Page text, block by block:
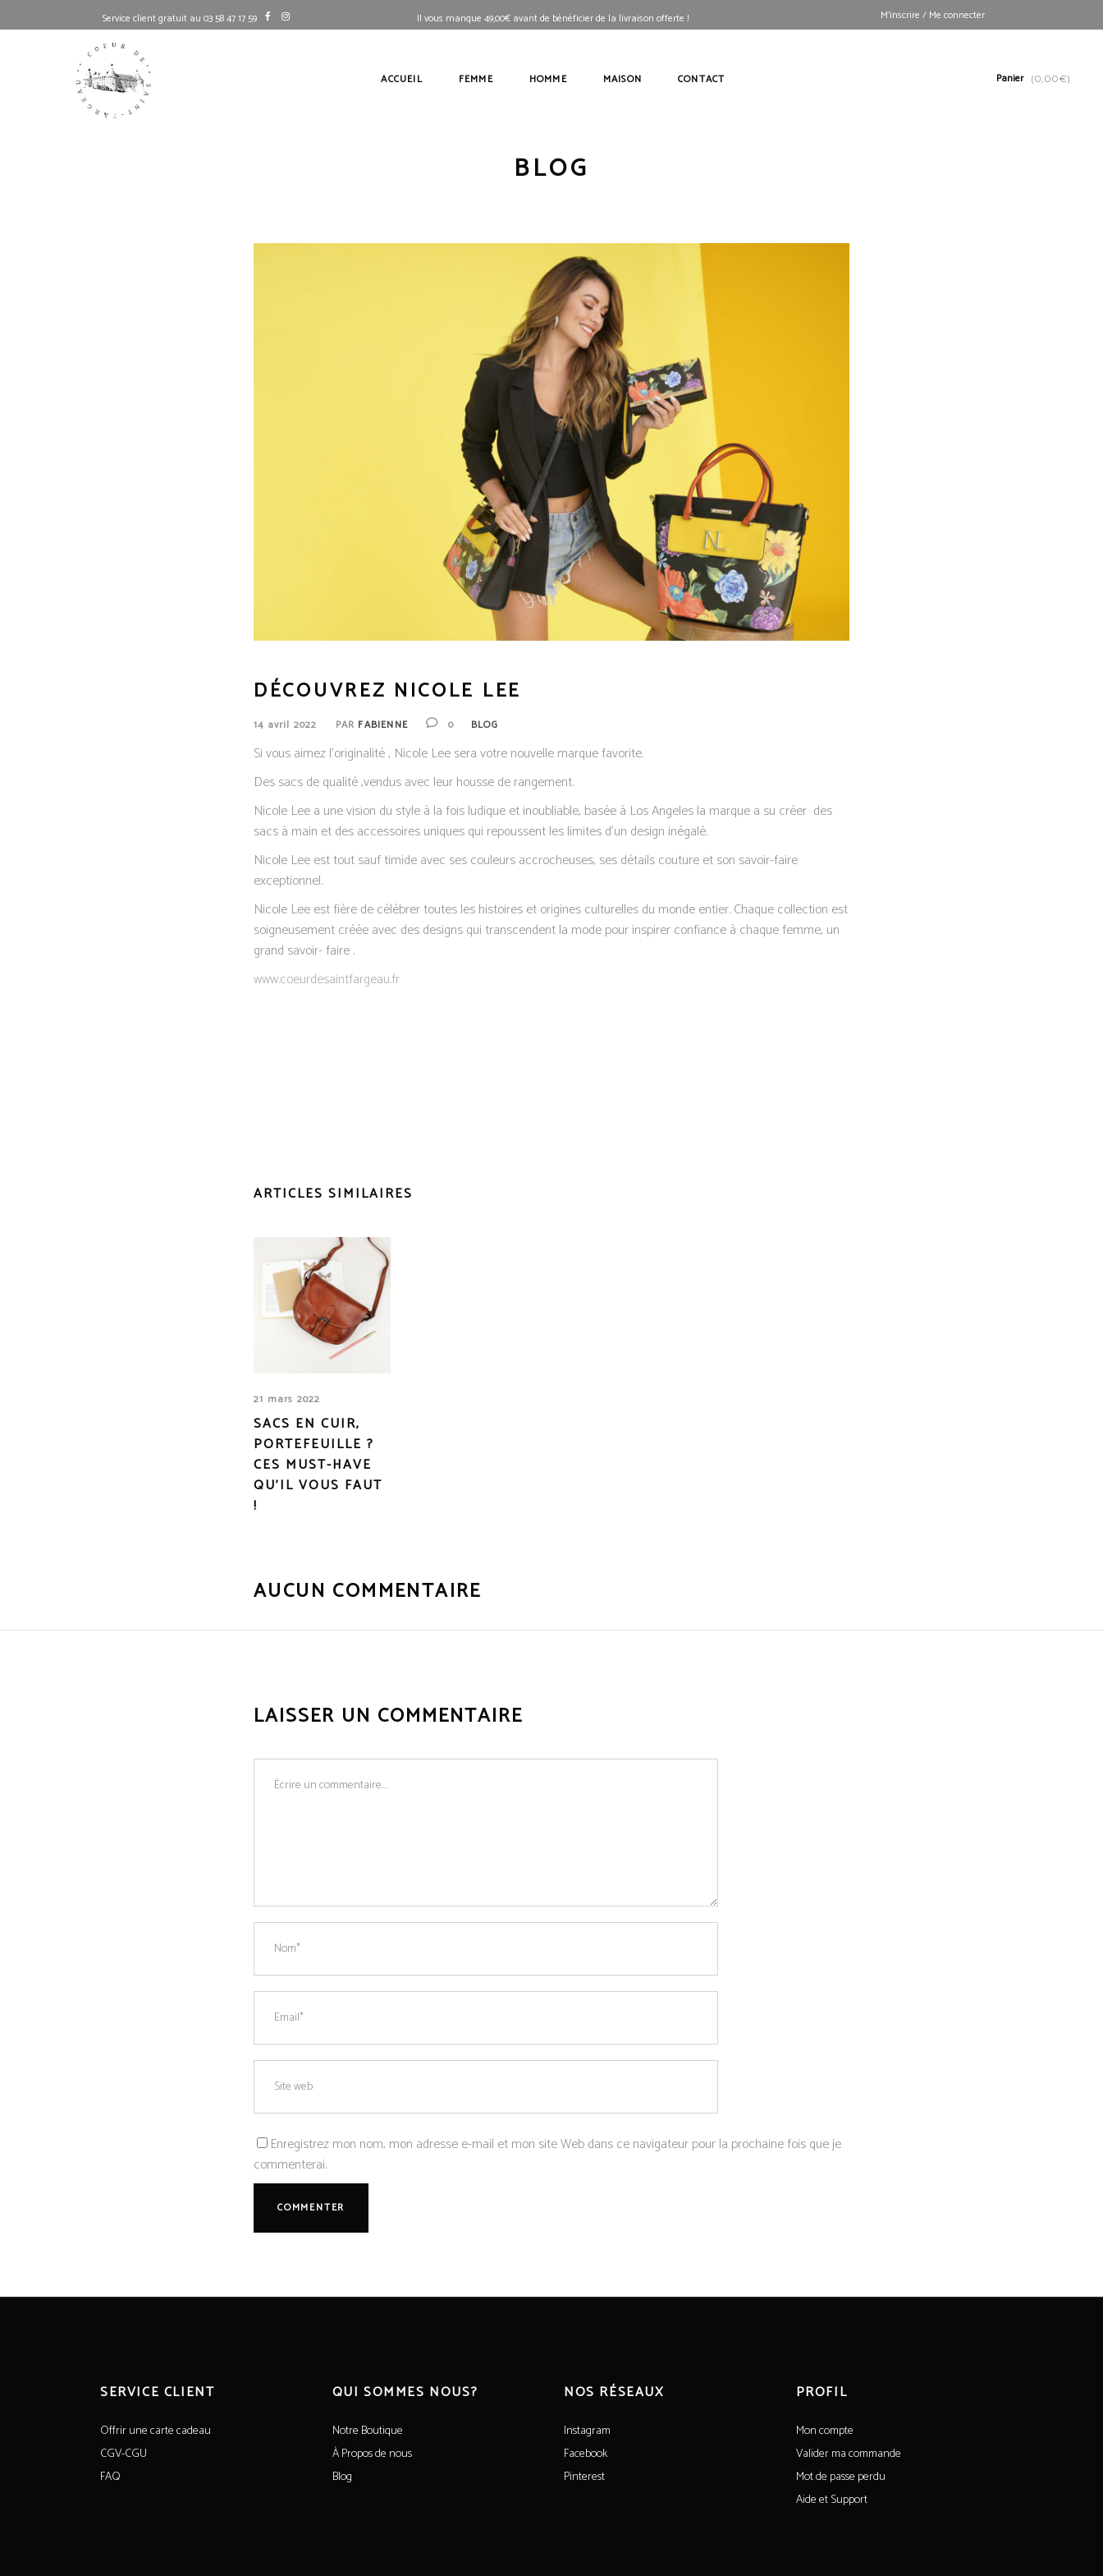
Service client gratuit au 03 58 47 17 59 Il vous manque 49,00€avant de bénéficier de la livraison offerte ! M’inscrire / Me connecter
ACCUEIL FEMME HOMME MAISON CONTACT Panier (0,00€)
BLOG
DÉCOUVREZ NICOLE LEE
14 avril 2022 PAR FABIENNE 0 BLOG
Si vous aimez l’originalité , Nicole Lee sera votre nouvelle marque favorite.
Des sacs de qualité ,vendus avec leur housse de rangement.
Nicole Lee a une vision du style à la fois ludique et inoubliable, basée à Los Angeles la marque a su créer des
sacs à main et des accessoires uniques qui repoussent les limites d’un design inégalé.
Nicole Lee est tout sauf timide avec ses couleurs accrocheuses, ses détails couture et son savoir-faire
exceptionnel.
Nicole Lee est fière de célébrer toutes les histoires et origines culturelles du monde entier. Chaque collection est
soigneusement créée avec des designs qui transcendent la mode pour inspirer confiance à chaque femme, un
grand savoir- faire .
www.coeurdesaintfargeau.fr
ARTICLES SIMILAIRES
21 mars 2022
SACS EN CUIR,
PORTEFEUILLE ?
CES MUST-HAVE
QU’IL VOUS FAUT
!
AUCUN COMMENTAIRE
LAISSER UN COMMENTAIRE
Enregistrez mon nom, mon adresse e-mail et mon site Web dans ce navigateur pour la prochaine fois que je
commenterai.
SERVICE CLIENT
Offrir une carte cadeau
CGV-CGU
FAQ
QUI SOMMES NOUS?
Notre Boutique
À Propos de nous
Blog
NOS RÉSEAUX
Instagram
Facebook
Pinterest
PROFIL
Mon compte
Valider ma commande
Mot de passe perdu
Aide et Support